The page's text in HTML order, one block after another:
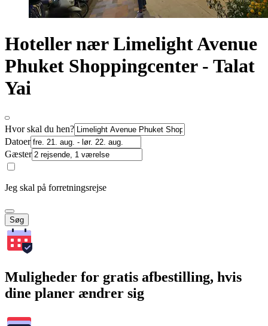
Hoteller nær Limelight Avenue
Phuket Shoppingcenter - Talat
Yai
Hvor skal du hen?
Datoer
Gæster
Jeg skal på forretningsrejse
Søg
Muligheder for gratis afbestilling, hvis
dine planer ændrer sig